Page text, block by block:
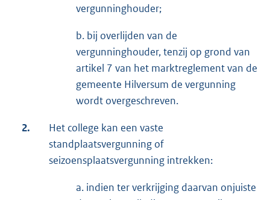
vergunninghouder;
b. bij overlijden van de
vergunninghouder, tenzij op grond van
artikel 7 van het marktreglement van de
gemeente Hilversum de vergunning
wordt overgeschreven.
2.
Het college kan een vaste
standplaatsvergunning of
seizoensplaatsvergunning intrekken:
a. indien ter verkrijging daarvan onjuiste